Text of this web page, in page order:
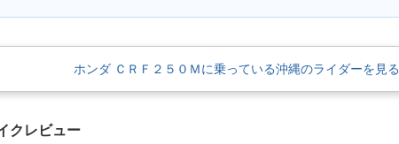
ホンダ ＣＲＦ２５０Ｍに乗っている沖縄のライダーを見る
クレビュー